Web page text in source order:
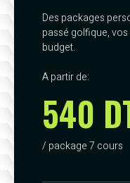
Des packages
passé golfique,
budget.
A partir de:
540
/ package 7 cours